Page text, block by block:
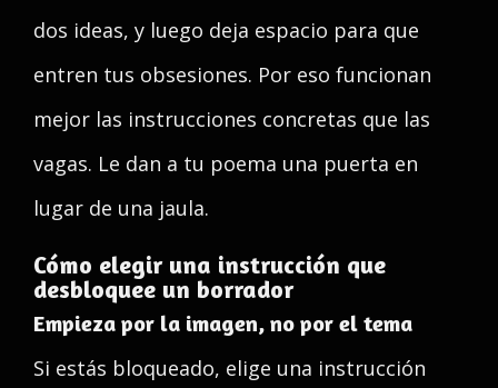
dos ideas, y luego deja espacio para que
entren tus obsesiones. Por eso funcionan
mejor las instrucciones concretas que las
vagas. Le dan a tu poema una puerta en
lugar de una jaula.
Cómo elegir una instrucción que
desbloquee un borrador
Empieza por la imagen, no por el tema
Si estás bloqueado, elige una instrucción